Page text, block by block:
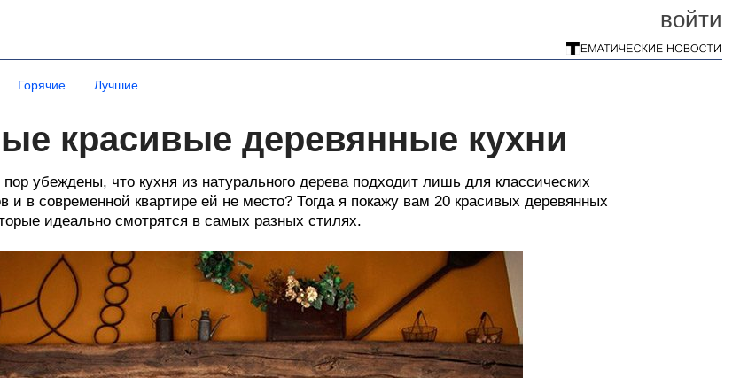
войти
Горячие Лучшие
красивые деревянные кухни
убеждены, что кухня из натурального дерева подходит лишь для классических
и в современной квартире ей не место? Тогда я покажу вам 20 красивых деревянных
идеально смотрятся в самых разных стилях.